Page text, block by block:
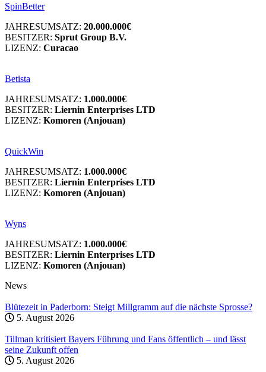
SpinBetter
JAHRESUMSATZ: 20.000.000€
BESITZER: Sprut Group B.V.
LIZENZ: Curacao
Betista
JAHRESUMSATZ: 1.000.000€
BESITZER: Liernin Enterprises LTD
LIZENZ: Komoren (Anjouan)
QuickWin
JAHRESUMSATZ: 1.000.000€
BESITZER: Liernin Enterprises LTD
LIZENZ: Komoren (Anjouan)
Wyns
JAHRESUMSATZ: 1.000.000€
BESITZER: Liernin Enterprises LTD
LIZENZ: Komoren (Anjouan)
News
Blütezeit in Paderborn: Steigt Millgramm auf die nächste Sprosse?
5. August 2026
Tillman kritisiert Bayers Führung und Fans öffentlich – und lässt
seine Zukunft offen
5. August 2026